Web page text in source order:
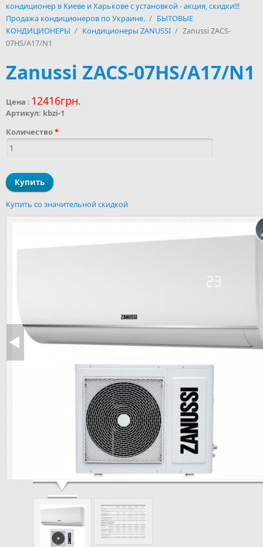
кондиционер в Киеве и Харькове с установкой - акция, скидки!!!
Продажа кондиционеров по Украине. / БЫТОВЫЕ
КОНДИЦИОНЕРЫ / Кондиционеры ZANUSSI / Zanussi ZACS-
07HS/A17/N1
Zanussi ZACS-07HS/A17/N1
Цена : 12416грн.
Артикул: kbzi-1
Количество*
Купить со значительной скидкой
Zanussi ZACS-07HS/A17/N1